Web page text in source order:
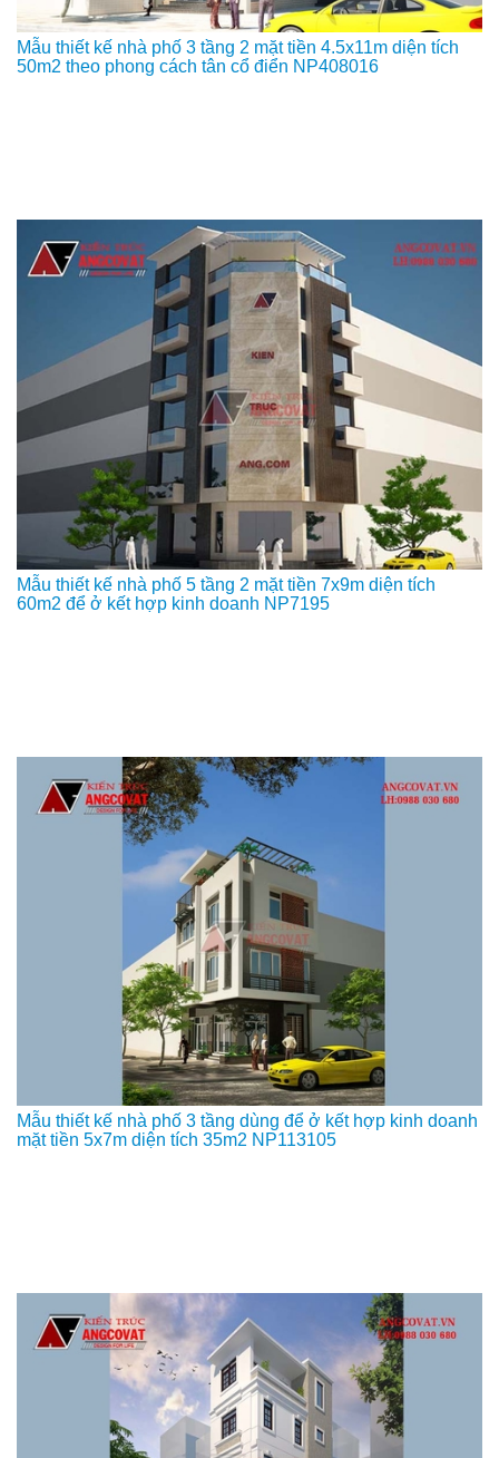
Mẫu thiết kế nhà phố 3 tầng 2 mặt tiền 4.5x11m diện tích
50m2 theo phong cách tân cổ điển NP408016
Mẫu thiết kế nhà phố 5 tầng 2 mặt tiền 7x9m diện tích
60m2 để ở kết hợp kinh doanh NP7195
Mẫu thiết kế nhà phố 3 tầng dùng để ở kết hợp kinh doanh
mặt tiền 5x7m diện tích 35m2 NP113105